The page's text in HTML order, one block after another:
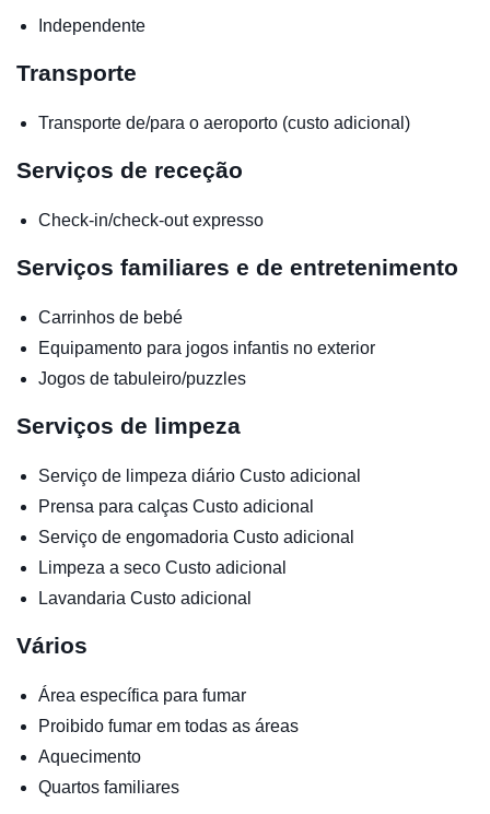
Independente
Transporte
Transporte de/para o aeroporto (custo adicional)
Serviços de receção
Check-in/check-out expresso
Serviços familiares e de entretenimento
Carrinhos de bebé
Equipamento para jogos infantis no exterior
Jogos de tabuleiro/puzzles
Serviços de limpeza
Serviço de limpeza diário Custo adicional
Prensa para calças Custo adicional
Serviço de engomadoria Custo adicional
Limpeza a seco Custo adicional
Lavandaria Custo adicional
Vários
Área específica para fumar
Proibido fumar em todas as áreas
Aquecimento
Quartos familiares